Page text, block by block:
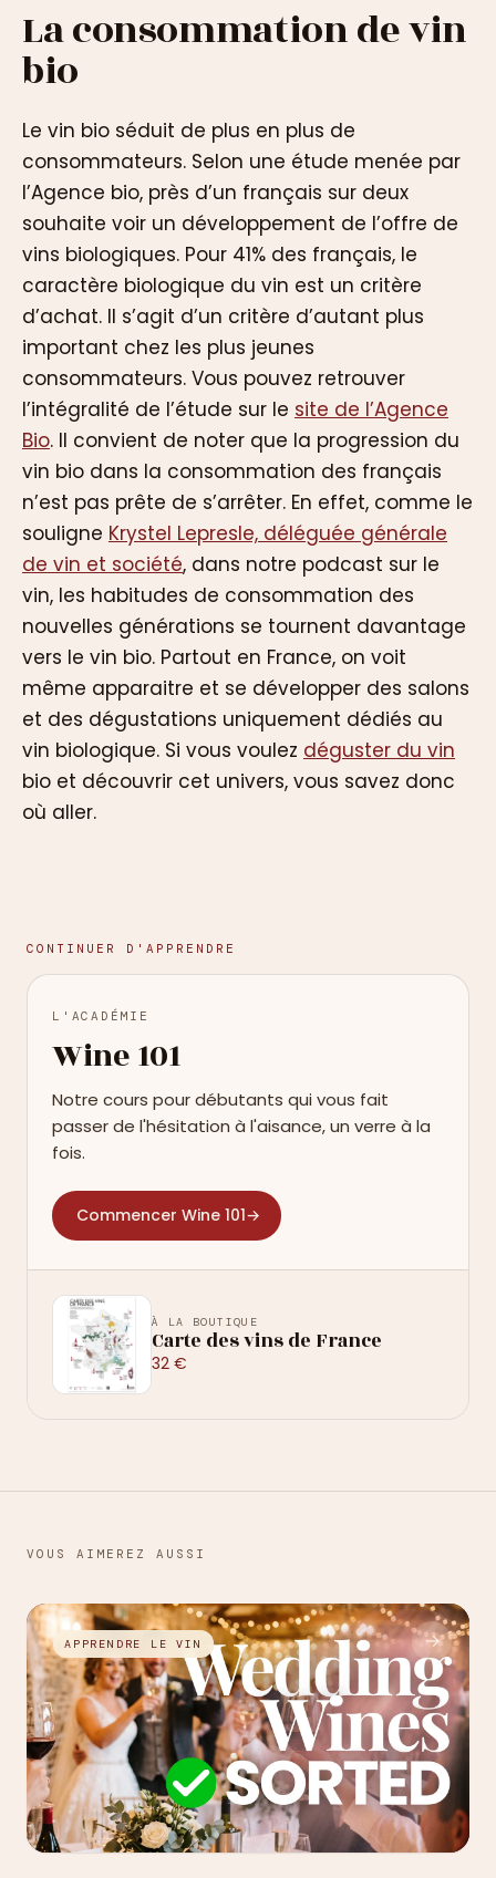
La consommation de vin
bio
Le vin bio séduit de plus en plus de
consommateurs. Selon une étude menée par
l’Agence bio, près d’un français sur deux
souhaite voir un développement de l’offre de
vins biologiques. Pour 41% des français, le
caractère biologique du vin est un critère
d’achat. Il s’agit d’un critère d’autant plus
important chez les plus jeunes
consommateurs. Vous pouvez retrouver
l’intégralité de l’étude sur le site de l’Agence
Bio. Il convient de noter que la progression du
vin bio dans la consommation des français
n’est pas prête de s’arrêter. En effet, comme le
souligne Krystel Lepresle, déléguée générale
de vin et société, dans notre podcast sur le
vin, les habitudes de consommation des
nouvelles générations se tournent davantage
vers le vin bio. Partout en France, on voit
même apparaitre et se développer des salons
et des dégustations uniquement dédiés au
vin biologique. Si vous voulez déguster du vin
bio et découvrir cet univers, vous savez donc
où aller.
CONTINUER D'APPRENDRE
L'ACADÉMIE
Wine 101
Notre cours pour débutants qui vous fait
passer de l'hésitation à l'aisance, un verre à la
fois.
Commencer Wine 101→
À LA BOUTIQUE
Carte des vins de France
32 €
VOUS AIMEREZ AUSSI
APPRENDRE LE VIN →